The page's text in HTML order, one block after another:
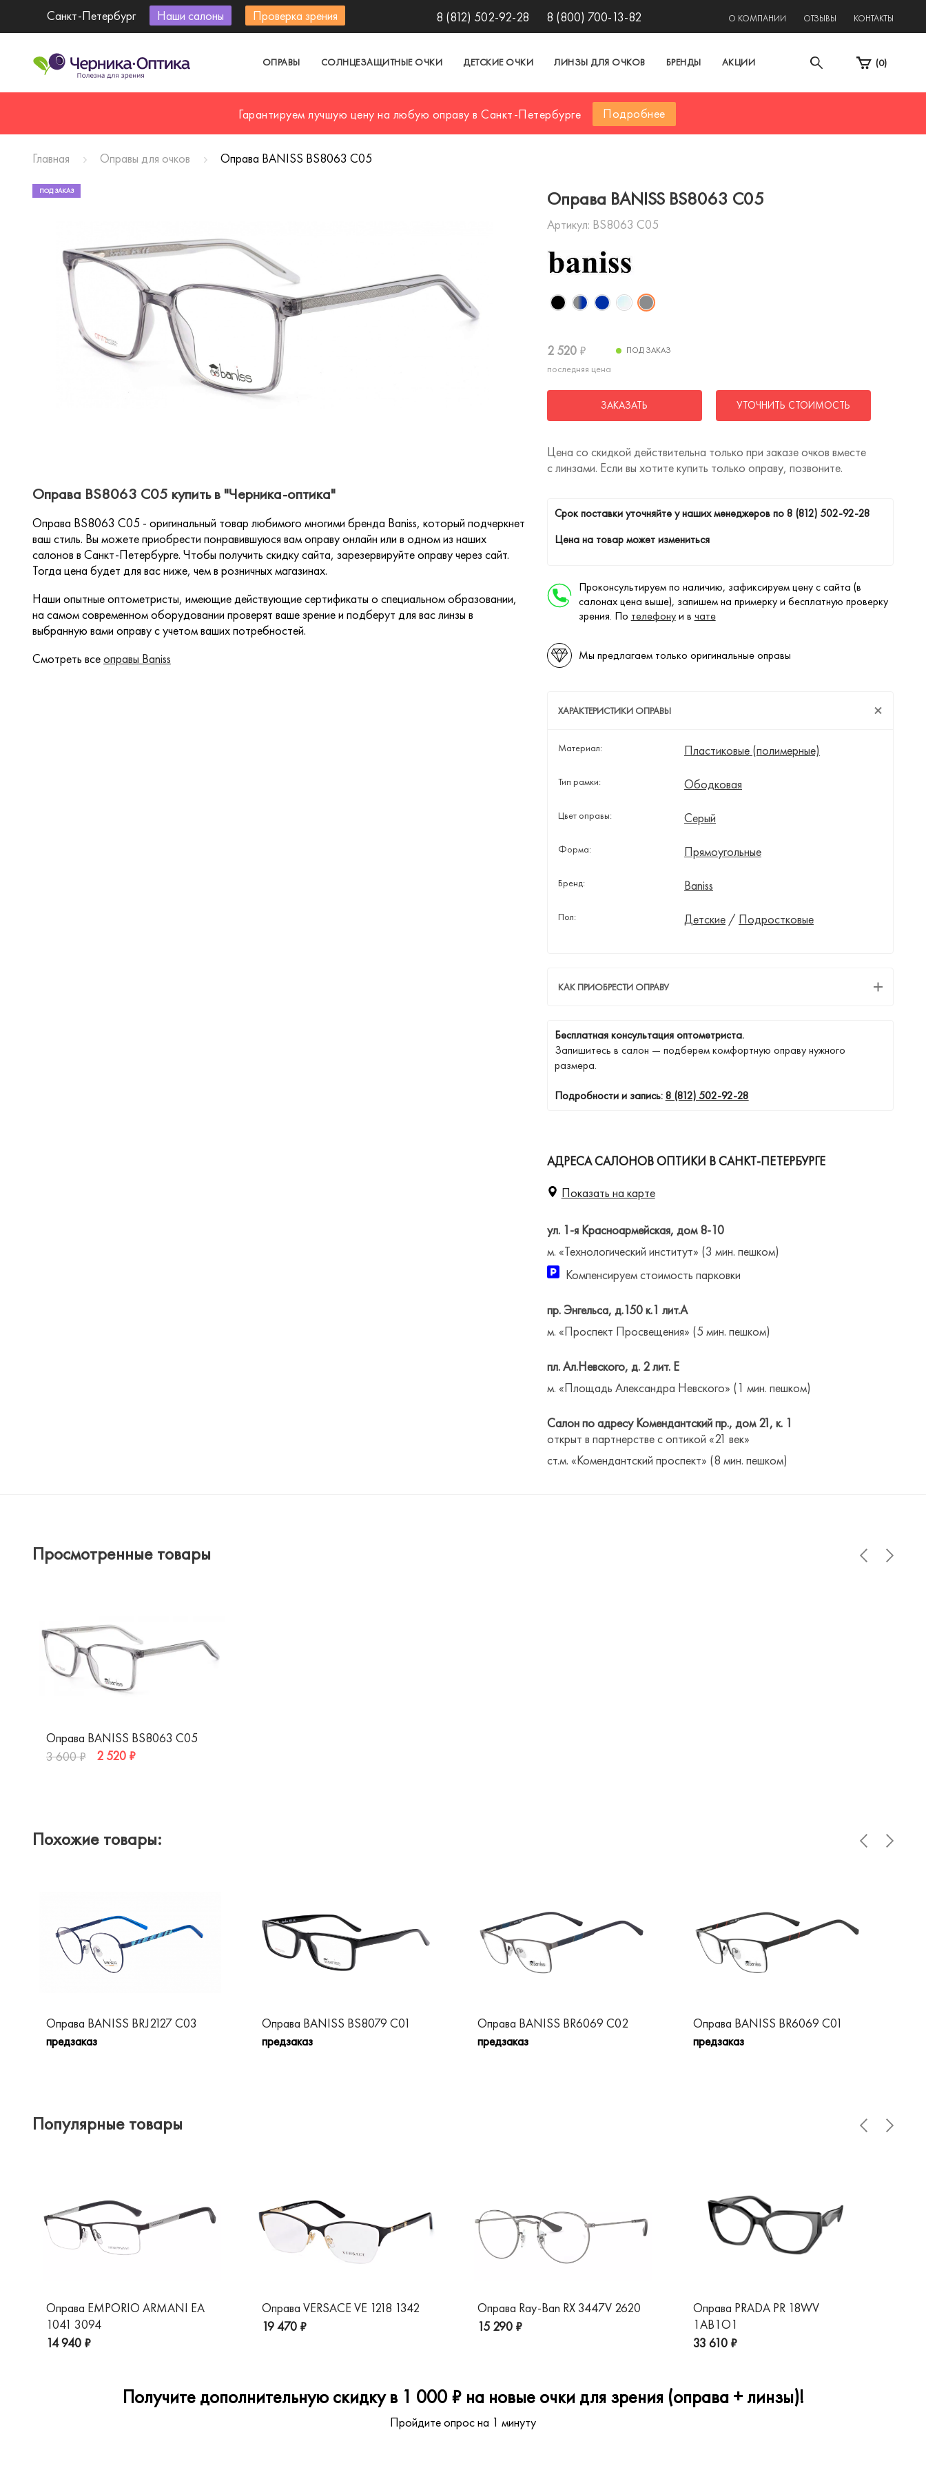
Санкт-Петербург Наши салоны Проверка зрения 8 (812) 502-92-28 8 (800) 700-13-82 О КОМПАНИИ ОТЗЫВЫ КОНТАКТЫ
ОПРАВЫ СОЛНЦЕЗАЩИТНЫЕ ОЧКИ ДЕТСКИЕ ОЧКИ ЛИНЗЫ ДЛЯ ОЧКОВ БРЕНДЫ АКЦИИ (0)
Гарантируем лучшую цену на любую оправу в Санкт-Петербурге Подробнее
Главная Оправы для очков Оправа BANISS BS8063 C05
Оправа BANISS BS8063 C05
Артикул: BS8063 C05
2 520 ₽
последняя цена
ПОД ЗАКАЗ
ЗАКАЗАТЬ УТОЧНИТЬ СТОИМОСТЬ
Цена со скидкой действительна только при заказе очков вместе
с линзами. Если вы хотите купить только оправу, позвоните.
Cрок поставки уточняйте у наших менеджеров по8 (812) 502-92-28
Цена на товар может измениться
Проконсультируем по наличию, зафиксируем цену с сайта (в
салонах цена выше), запишем на примерку и бесплатную проверку
зрения. По телефонуи в чате
Мы предлагаем только оригинальные оправы
ХАРАКТЕРИСТИКИ ОПРАВЫ
Материал: Пластиковые (полимерные)
Тип рамки: Ободковая
Цвет оправы: Серый
Форма: Прямоугольные
Бренд: Baniss
Пол: Детские/ Подростковые
КАК ПРИОБРЕСТИ ОПРАВУ
Бесплатная консультация оптометриста.
Запишитесь в салон — подберем комфортную оправу нужного
размера.
Подробности и запись:8 (812) 502-92-28
АДРЕСА САЛОНОВ ОПТИКИ В САНКТ-ПЕТЕРБУРГЕ
Показать на карте
ул. 1-я Красноармейская, дом 8-10
м. «Технологический институт» (3 мин. пешком)
Компенсируем стоимость парковки
пр. Энгельса, д.150 к.1 лит.А
м. «Проспект Просвещения» (5 мин. пешком)
пл. Ал.Невского, д. 2 лит. Е
м. «Площадь Александра Невского» (1 мин. пешком)
Салон по адресу Комендантский пр., дом 21, к. 1
открыт в партнерстве с оптикой «21 век»
ст.м. «Комендантский проспект» (8 мин. пешком)
ПОД ЗАКАЗ
Оправа BS8063 C05 купить в "Черника-оптика"
Оправа BS8063 C05 - оригинальный товар любимого многими бренда Baniss, который подчеркнет
ваш стиль. Вы можете приобрести понравившуюся вам оправу онлайн или в одном из наших
салонов в Санкт-Петербурге. Чтобы получить скидку сайта, зарезервируйте оправу через сайт.
Тогда цена будет для вас ниже, чем в розничных магазинах.
Наши опытные оптометристы, имеющие действующие сертификаты о специальном образовании,
на самом современном оборудовании проверят ваше зрение и подберут для вас линзы в
выбранную вами оправу с учетом ваших потребностей.
Смотреть всеоправы Baniss
Просмотренные товары
Оправа BANISS BS8063 C05
3 600 ₽
2 520 ₽
Похожие товары:
Оправа BANISS BRJ2127 C03
предзаказ
Оправа BANISS BS8079 C01
предзаказ
Оправа BANISS BR6069 C02
предзаказ
Оправа BANISS BR6069 C01
предзаказ
Популярные товары
Оправа EMPORIO ARMANI EA
1041 3094
14 940 ₽
Оправа VERSACE VE 1218 1342
19 470 ₽
Оправа Ray-Ban RX 3447V 2620
15 290 ₽
Оправа PRADA PR 18WV
1AB1O1
33 610 ₽
Получите дополнительную скидку в 1 000 ₽ на новые очки для зрения (оправа + линзы)!
Пройдите опрос на 1 минуту